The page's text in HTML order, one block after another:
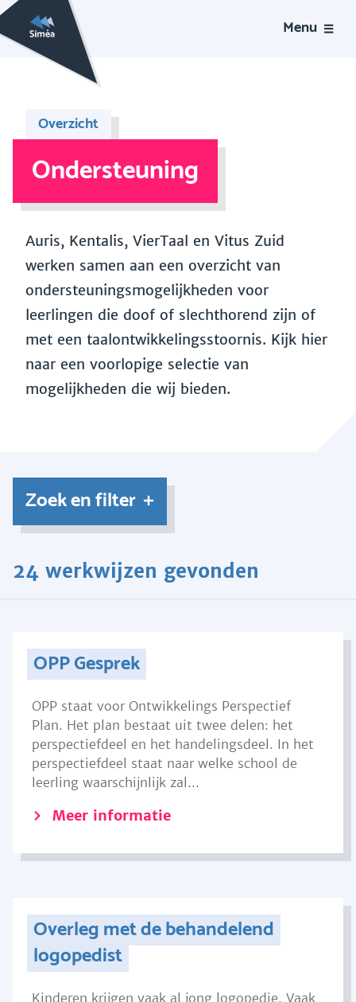
Menu
Overzicht
Ondersteuning
Auris, Kentalis, VierTaal en Vitus Zuid
werken samen aan een overzicht van
ondersteuningsmogelijkheden voor
leerlingen die doof of slechthorend zijn of
met een taalontwikkelingsstoornis. Kijk hier
naar een voorlopige selectie van
mogelijkheden die wij bieden.
Zoek en filter
24 werkwijzen gevonden
OPP Gesprek
OPP staat voor Ontwikkelings Perspectief
Plan. Het plan bestaat uit twee delen: het
perspectiefdeel en het handelingsdeel. In het
perspectiefdeel staat naar welke school de
leerling waarschijnlijk zal...
Meer informatie
Overleg met de behandelend
logopedist
Kinderen krijgen vaak al jong logopedie. Vaak